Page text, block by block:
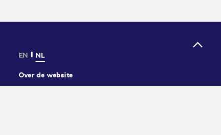
EN NL
Over de website